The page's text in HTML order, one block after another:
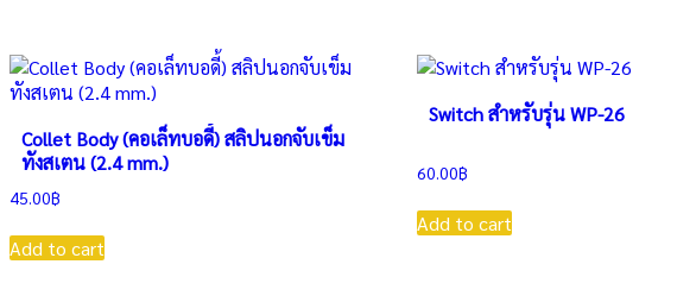
Collet Body (คอเล็ทบอดี้) สลิปนอกจับเข็ม
ทังสเตน (2.4 mm.)
45.00฿
Add to cart
Switch สำหรับรุ่น WP-26
60.00฿
Add to cart